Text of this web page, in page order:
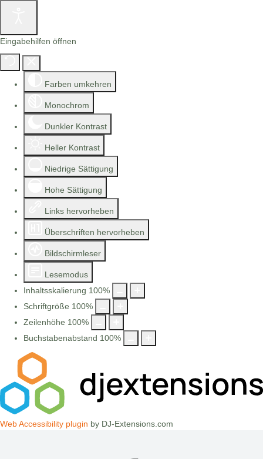
Eingabehilfen öffnen
Farben umkehren
Monochrom
Dunkler Kontrast
Heller Kontrast
Niedrige Sättigung
Hohe Sättigung
Links hervorheben
Überschriften hervorheben
Bildschirmleser
Lesemodus
Inhaltsskalierung 100%
Schriftgröße 100%
Zeilenhöhe 100%
Buchstabenabstand 100%
Web Accessibility plugin by DJ-Extensions.com